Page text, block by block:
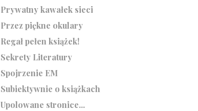
Prywatny kawałek sieci
Przez piękne okulary
Regał pełen książek!
Sekrety Literatury
Spojrzenie EM
Subiektywnie o książkach
Upolowane stronice...